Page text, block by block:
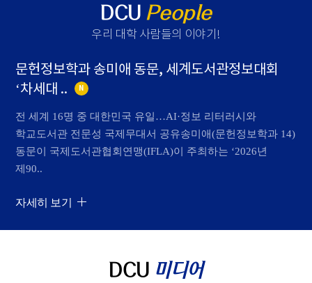
DCU People
우리 대학 사람들의 이야기 !
문헌정보학과 송미애 동문, 세계도서관정보대회
‘차세대 ..
N
전 세계 16명 중 대한민국 유일…AI·정보 리터러시와
학교도서관 전문성 국제무대서 공유송미애(문헌정보학과 14)
동문이 국제도서관협회연맹(IFLA)이 주최하는 ‘2026년
제90..
자세히 보기
DCU 미디어